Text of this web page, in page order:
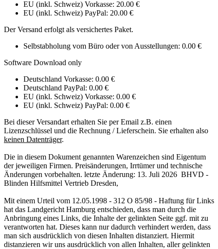
EU (inkl. Schweiz) Vorkasse: 20.00 €
EU (inkl. Schweiz) PayPal: 20.00 €
Der Versand erfolgt als versichertes Paket.
Selbstabholung vom Büro oder von Ausstellungen: 0.00 €
Software Download only
Deutschland Vorkasse: 0.00 €
Deutschland PayPal: 0.00 €
EU (inkl. Schweiz) Vorkasse: 0.00 €
EU (inkl. Schweiz) PayPal: 0.00 €
Bei dieser Versandart erhalten Sie per Email z.B. einen
Lizenzschlüssel und die Rechnung / Lieferschein. Sie erhalten also
keinen Datenträger.
Die in diesem Dokument genannten Warenzeichen sind Eigentum
der jeweiligen Firmen. Preisänderungen, Irrtümer und technische
Änderungen vorbehalten. letzte Änderung: 13. Juli 2026 BHVD -
Blinden Hilfsmittel Vertrieb Dresden,
Mit einem Urteil vom 12.05.1998 - 312 O 85/98 - Haftung für Links
hat das Landgericht Hamburg entschieden, dass man durch die
Anbringung eines Links, die Inhalte der gelinkten Seite ggf. mit zu
verantworten hat. Dieses kann nur dadurch verhindert werden, dass
man sich ausdrücklich von diesen Inhalten distanziert. Hiermit
distanzieren wir uns ausdrücklich von allen Inhalten, aller gelinkten